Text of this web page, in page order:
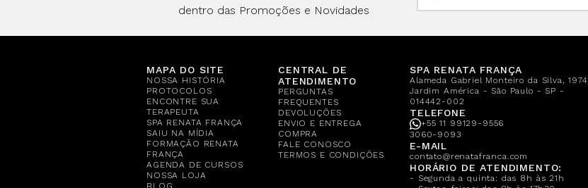
dentro das Promoções e Novidades
MAPA DO SITE
NOSSA HISTÓRIA
PROTOCOLOS
ENCONTRE SUA
TERAPEUTA
SPA RENATA FRANÇA
SAIU NA MÍDIA
FORMAÇÃO RENATA
FRANÇA
AGENDA DE CURSOS
NOSSA LOJA
BLOG
CENTRAL DE
ATENDIMENTO
PERGUNTAS
FREQUENTES
DEVOLUÇÕES
ENVIO E ENTREGA
COMPRA
FALE CONOSCO
TERMOS E CONDIÇÕES
SPA RENATA FRANÇA
Alameda Gabriel Monteiro da Silva, 1974
Jardim América - São Paulo - SP -
014442-002
TELEFONE
+55 11 99129-9556
3060-9093
E-MAIL
contato@renatafranca.com
HORÁRIO DE ATENDIMENTO:
- Segunda a quinta: das 8h às 21h